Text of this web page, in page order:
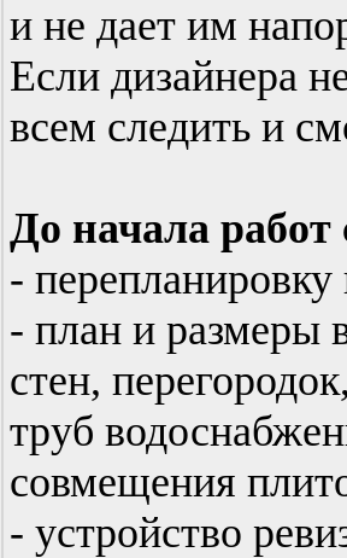
и не дает им
Если дизайнера
всем следить и
До начала работ
-
- план и размеры
стен,
труб
совмещения
- устройство